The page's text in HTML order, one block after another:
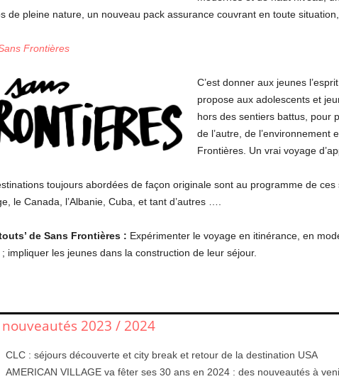
de pleine nature, un nouveau pack assurance couvrant en toute
Frontières
C’est donner aux jeunes
propose aux adolescents et
hors des sentiers battus, pour
de l’autre, de
Frontières. Un vrai voyage
toujours abordées de façon originale sont au programme de
le Canada, l’Albanie, Cuba, et tant d’autres ….
de Sans Frontières : Expérimenter le voyage en itinérance, en
; impliquer les jeunes dans la construction de leur séjour.
nouveautés 2023 / 2024
CLC : séjours découverte et city break et retour de la destination USA
AMERICAN VILLAGE va fêter ses 30 ans en 2024 : des nouveautés à